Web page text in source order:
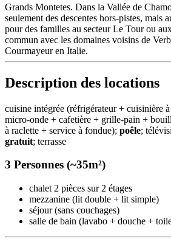
Grands Montetes. Dans la Vallée de
seulement des descentes hors-pistes, mais
pour des familles au secteur Le Tour ou
commun avec les domaines voisins de
Courmayeur en Italie.
Description des locations
cuisine intégrée (réfrigérateur + cuisinière
micro-onde + cafetière + grille-pain +
à raclette + service à fondue); poêle;
gratuit; terrasse
3 Personnes (~35m²)
chalet 2 pièces sur 2 étages
mezzanine (lit double + lit simple)
séjour (sans couchages)
salle de bain (lavabo + douche +